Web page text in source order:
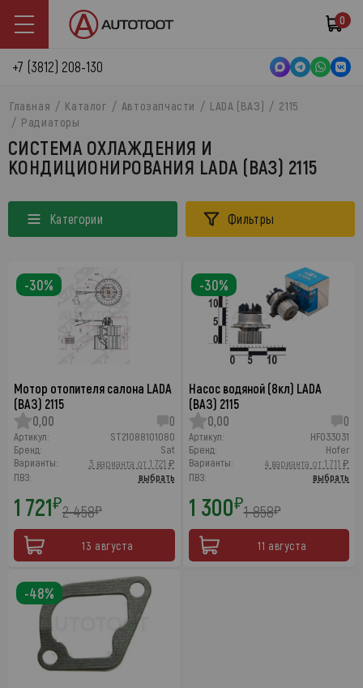
0
+7 (3812) 208-130
Главная Каталог Автозапчасти LADA (ВАЗ)
2115
Радиаторы
СИСТЕМА ОХЛАЖДЕНИЯ И
КОНДИЦИОНИРОВАНИЯ LADA (ВАЗ) 2115
Категории Фильтры
Мотор отопителя салона LADA
(ВАЗ) 2115
0,00
0
Артикул:
ST21088101080
Бренд:
Sat
Варианты:
3 варианта от 1 721 ₽
ПВЗ:
выбрать
1 721₽2 458₽
13 августа
-30%
Насос водяной (8кл) LADA
(ВАЗ) 2115
0,00
0
Артикул:
HF033031
Бренд:
Hofer
Варианты:
4 варианта от 1 711 ₽
ПВЗ:
выбрать
1 300₽1 858₽
11 августа
-30%
-48%